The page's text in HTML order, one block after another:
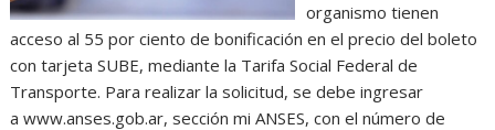
organismo tienen
acceso al 55 por ciento de bonificación en el precio del boleto
con tarjeta SUBE, mediante la Tarifa Social Federal de
Transporte. Para realizar la solicitud, se debe ingresar
a www.anses.gob.ar, sección mi ANSES, con el número de